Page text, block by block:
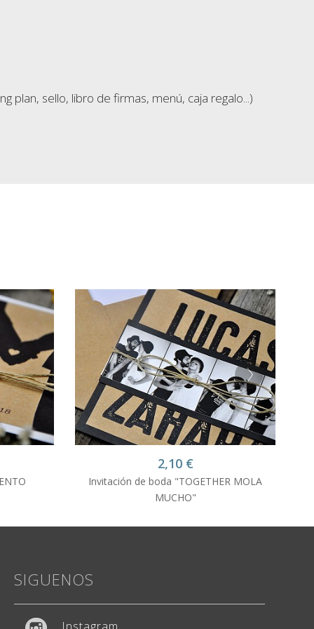
plan, sello, libro de firmas, menú, caja regalo...)
2,10 €
Invitación de boda "TOGETHER MOLA
MUCHO"
SIGUENOSAtención: L-V 9-13h y 15-20h
¡Hola! ¿En qué podemos ayudarte?